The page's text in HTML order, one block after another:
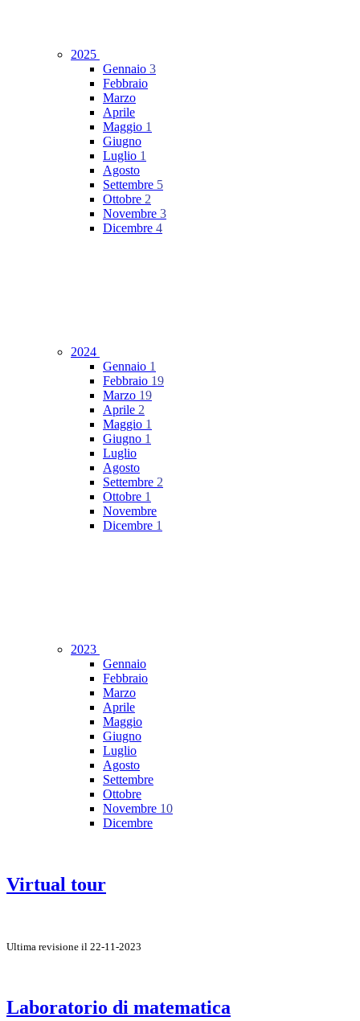
2025
Gennaio 3
Febbraio
Marzo
Aprile
Maggio 1
Giugno
Luglio 1
Agosto
Settembre 5
Ottobre 2
Novembre 3
Dicembre 4
2024
Gennaio 1
Febbraio 19
Marzo 19
Aprile 2
Maggio 1
Giugno 1
Luglio
Agosto
Settembre 2
Ottobre 1
Novembre
Dicembre 1
2023
Gennaio
Febbraio
Marzo
Aprile
Maggio
Giugno
Luglio
Agosto
Settembre
Ottobre
Novembre 10
Dicembre
Virtual tour
Ultima revisione il 22-11-2023
Laboratorio di matematica